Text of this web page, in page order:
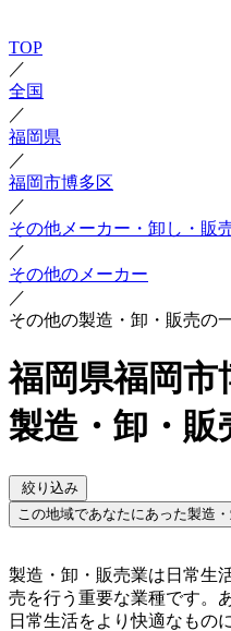
TOP
／
全国
／
福岡県
／
福岡市博多区
／
その他メーカー・卸し・販
／
その他のメーカー
／
その他の製造・卸・販売の
福岡県福岡市
製造・卸・販
絞り込み
この地域であなたにあった製造
製造・卸・販売業は日常生
売を行う重要な業種です。
日常生活をより快適なもの